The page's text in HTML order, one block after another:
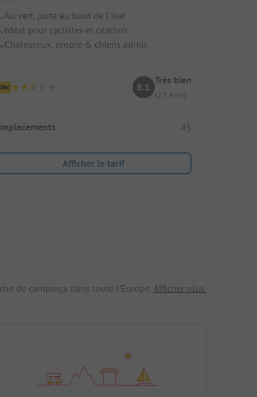
Au vert, juste au bord de l'Isar
Idéal pour cyclistes et citadins
Chaleureux, propre & chiens admis
8.1
Très bien
(23 Avis)
45
Afficher le tarif
de campings dans toute l'Europe. Afficher plus.